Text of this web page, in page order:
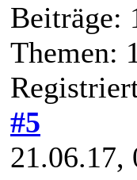
Beiträge:
Themen:
#5
21.06.17,